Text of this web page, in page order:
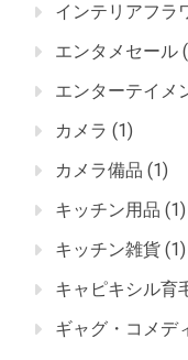
インテリアフラ
エンタメセール
エンターテイメ
カメラ (1)
カメラ備品 (1)
キッチン用品 (1)
キッチン雑貨 (1)
キャピキシル育
ギャグ・コメデ